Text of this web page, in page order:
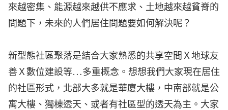
來越密集、能源越來越供不應求、土地越來越貧脊的
問題下，未來的人們居住問題要如何解決呢？
新型態社區聚落是結合大家熟悉的共享空間Ｘ地球友
善Ｘ數位建設等…多重概念。想想我們大家現在居住
的社區形式，北部大多就是華廈大樓，中南部就是公
寓大樓、獨棟透天、或者有社區型的透天為主。大家